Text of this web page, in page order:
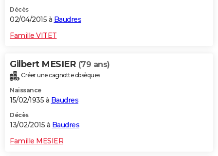
Décès
02/04/2015 à Baudres
Famille VITET
Gilbert MESIER (79 ans)
Créer une cagnotte obsèques
Naissance
15/02/1935 à Baudres
Décès
13/02/2015 à Baudres
Famille MESIER